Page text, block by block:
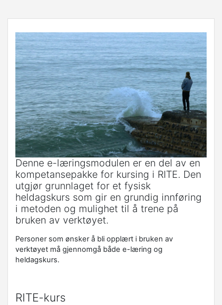
Denne e-læringsmodulen er en del av en
kompetansepakke for kursing i RITE. Den
utgjør grunnlaget for et fysisk
heldagskurs som gir en grundig innføring
i metoden og mulighet til å trene på
bruken av verktøyet.
Personer som ønsker å bli opplært i bruken av
verktøyet må gjennomgå både e-læring og
heldagskurs.
RITE-kurs